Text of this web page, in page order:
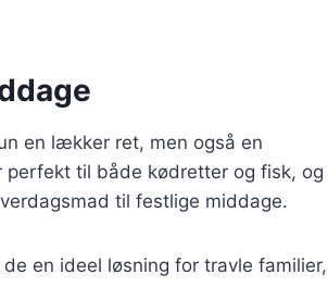
en lækker ret, men også en
perfekt til både kødretter og fisk, og
til festlige middage.
en ideel løsning for travle familier,